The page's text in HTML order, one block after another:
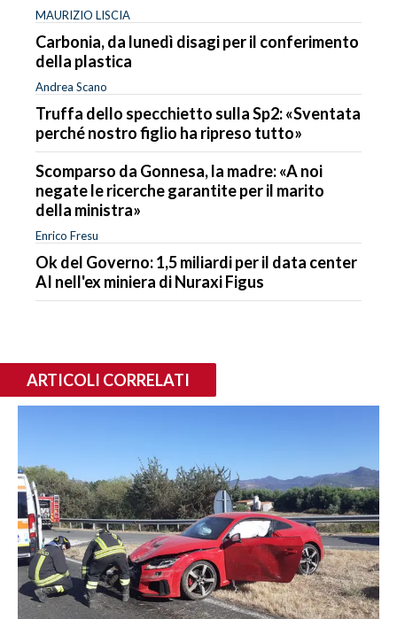
MAURIZIO LISCIA
Carbonia, da lunedì disagi per il conferimento
della plastica
Andrea Scano
Truffa dello specchietto sulla Sp2: «Sventata
perché nostro figlio ha ripreso tutto»
Scomparso da Gonnesa, la madre: «A noi
negate le ricerche garantite per il marito
della ministra»
Enrico Fresu
Ok del Governo: 1,5 miliardi per il data center
AI nell'ex miniera di Nuraxi Figus
ARTICOLI CORRELATI